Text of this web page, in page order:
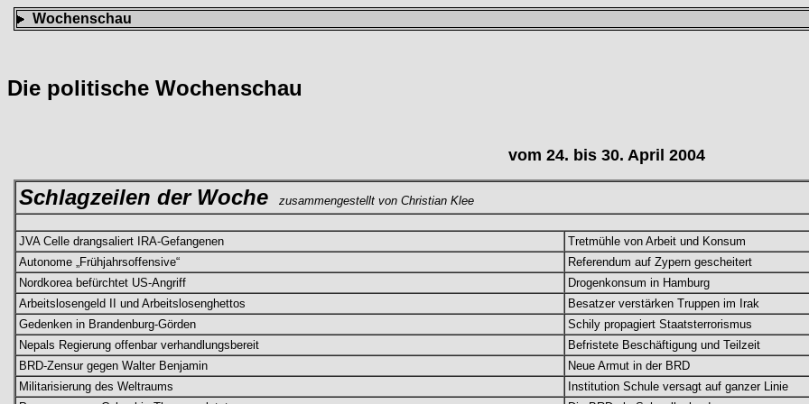
Wochenschau
Die politische Wochenschau
vom 24. bis 30. April 2004
Schlagzeilen der Woche zusammengestellt von Christian Klee
JVA Celle drangsaliert IRA-Gefangenen
Tretmühle von Arbeit und Konsum
Autonome „Frühjahrsoffensive“
Referendum auf Zypern gescheitert
Nordkorea befürchtet US-Angriff
Drogenkonsum in Hamburg
Arbeitslosengeld II und Arbeitslosenghettos
Besatzer verstärken Truppen im Irak
Gedenken in Brandenburg-Görden
Schily propagiert Staatsterrorismus
Nepals Regierung offenbar verhandlungsbereit
Befristete Beschäftigung und Teilzeit
BRD-Zensur gegen Walter Benjamin
Neue Armut in der BRD
Militarisierung des Weltraums
Institution Schule versagt auf ganzer Linie